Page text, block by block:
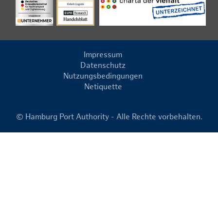
Impressum
Datenschutz
Nutzungsbedingungen
Netiquette
© Hamburg Port Authority - Alle Rechte vorbehalten.